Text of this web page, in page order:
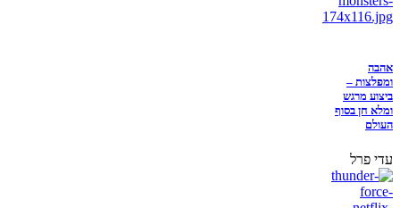
אהבה
ומפלצות –
ביצוע מרגש
ומלא חן בסוף
העולם
עדי פרל